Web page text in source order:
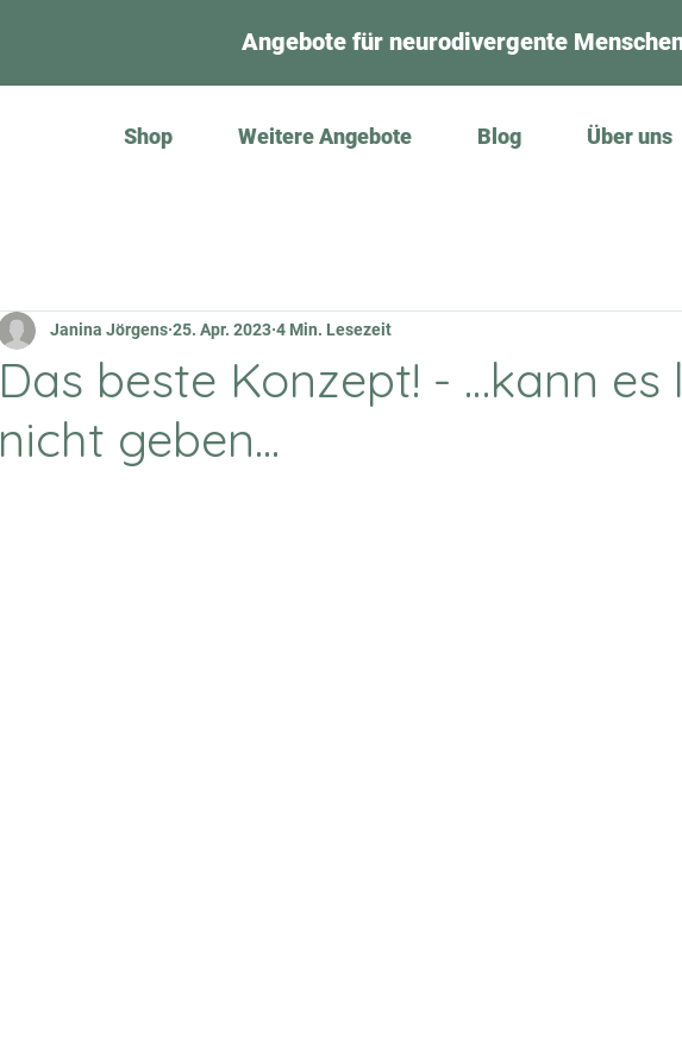
Angebote für neurodivergente
Shop Weitere Angebote Blog Über uns
Das beste Konzept! - …kann es
nicht geben...
Janina Jörgens 25. Apr. 2023 4 Min. Lesezeit